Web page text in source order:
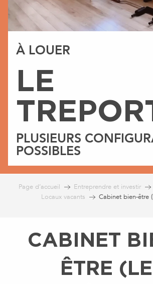
À LOUER
LE
PLUSIEURS
POSSIBLES
Page d’accueil Entreprendre et investir
Locaux vacants
Cabinet bien-être
CABINET
ÊTRE (LE